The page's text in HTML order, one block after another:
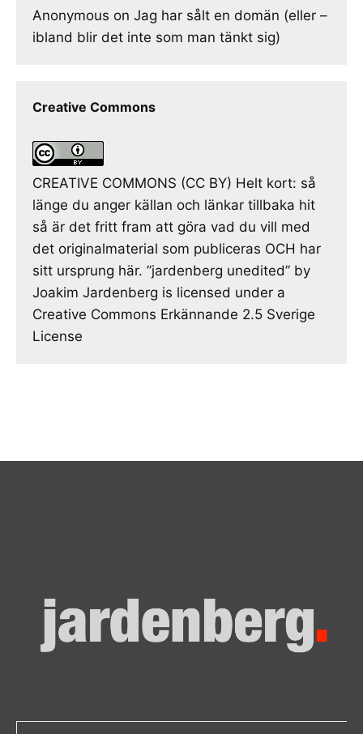
Anonymous on Jag har sålt en domän (eller –
ibland blir det inte som man tänkt sig)
Creative Commons
CREATIVE COMMONS (CC BY) Helt kort: så
länge du anger källan och länkar tillbaka hit
så är det fritt fram att göra vad du vill med
det originalmaterial som publiceras OCH har
sitt ursprung här. ”jardenberg unedited” by
Joakim Jardenberg is licensed under a
Creative Commons Erkännande 2.5 Sverige
License